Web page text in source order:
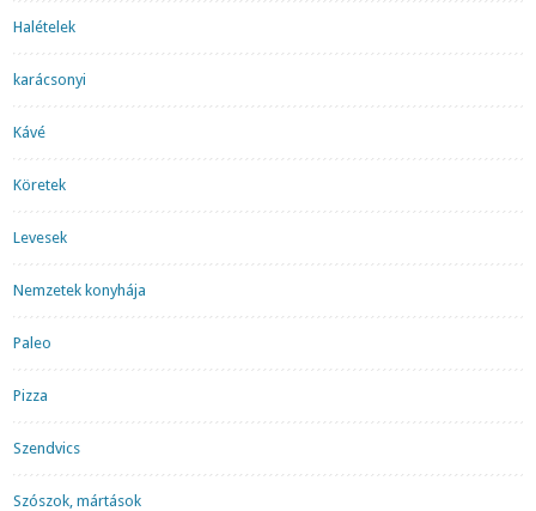
Halételek
karácsonyi
Kávé
Köretek
Levesek
Nemzetek konyhája
Paleo
Pizza
Szendvics
Szószok, mártások